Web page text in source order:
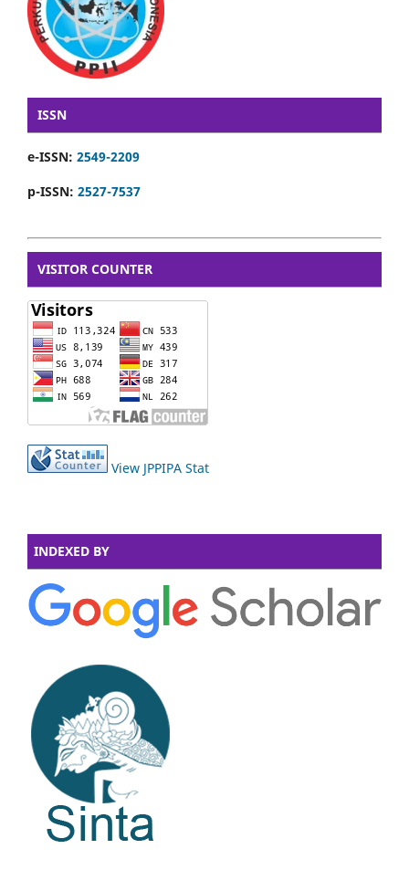
ISSN
e-ISSN: 2549-2209
p-ISSN: 2527-7537
VISITOR COUNTER
View JPPIPA Stat
INDEXED BY